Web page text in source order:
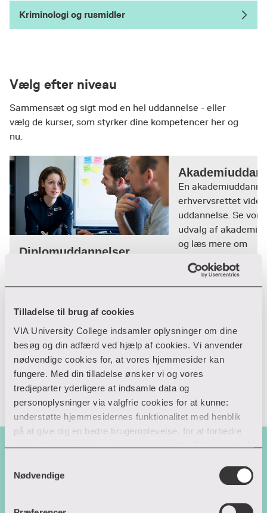
Tilladelse til brug af cookies
VIA University College indsamler oplysninger om dine
besøg og din adfærd ved hjælp af cookies. Vi anvender
nødvendige cookies for, at vores hjemmesider kan
fungere. Med din tilladelse ønsker vi og vores
tredjeparter yderligere at indsamle data og
personoplysninger via valgfrie cookies for at kunne:
understøtte hjemmesidernes funktionalitet med henblik
på at give dig en bedre brugeroplevelse, for at forbedre
vores hjemmesider og udarbejde statistik på baggrund af
hjemmesider og sociale netværk.
Du kan til enhver tid til- og fravælge cookies eller trække
Nødvendige
Kriminologi og rusmidler
Vælg efter niveau
Sammensæt og sigt mod en hel uddannelse - eller
vælg de kurser, som styrker dine kompetencer her og
nu.
Diplomuddannelser
bachelorniveau. Se vores store
læs mere om
diplomuddannelser.
En
erhvervsrettet
uddannelse. Se
udvalg af
og læs mere om
Skræddersyet kompetenceudvikling
Hos VIA University College kan du få skræddersyet
kompetenceudvikling, kurser og uddannelsesforløb, der
er tilpasset din organisations mål, ønsker og behov. Vi